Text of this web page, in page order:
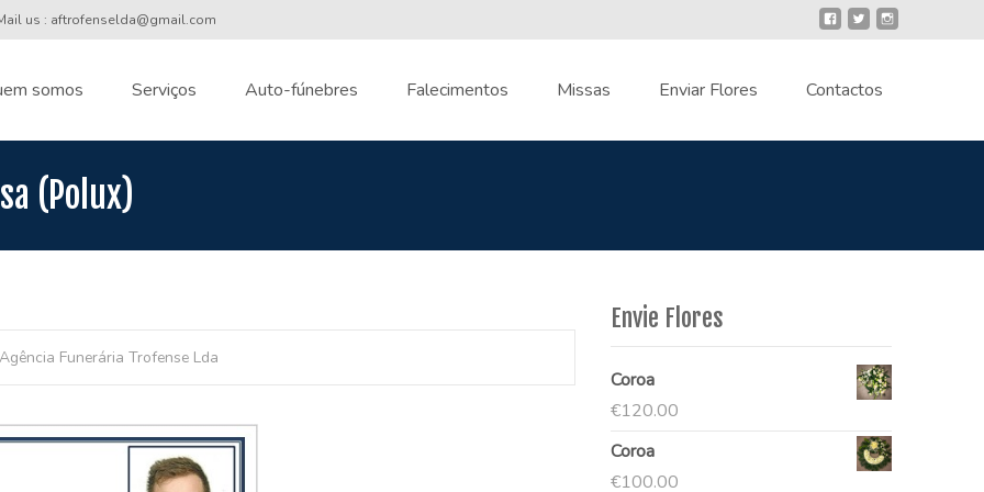
us : aftrofenselda@gmail.com
somos Serviços Auto-fúnebres Falecimentos Missas Enviar Flores Contactos
(Polux)
Agência Funerária Trofense Lda
Envie Flores
Coroa
€120.00
Coroa
€100.00